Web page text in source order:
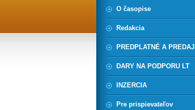
O časopise
Redakcia
PREDPLATNÉ A PREDAJ
DARY NA PODPORU LT
INZERCIA
Pre prispievateľov